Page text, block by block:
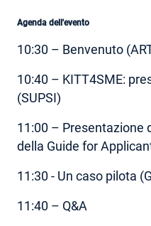
Agenda dell'evento
10:30 – Benvenuto
10:40 – KITT4SME:
(SUPSI)
11:00 – Presentazione
della Guide for
11:30 - Un caso pilota
11:40 – Q&A